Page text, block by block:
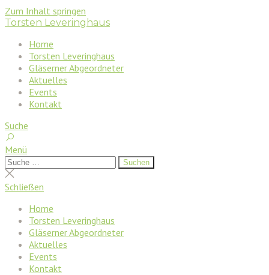
Zum Inhalt springen
Torsten Leveringhaus
Home
Torsten Leveringhaus
Gläserner Abgeordneter
Aktuelles
Events
Kontakt
Suche
Menü
Suchen
nach:
Suchen
Suche
schließen
Schließen
Home
Torsten Leveringhaus
Gläserner Abgeordneter
Aktuelles
Events
Kontakt